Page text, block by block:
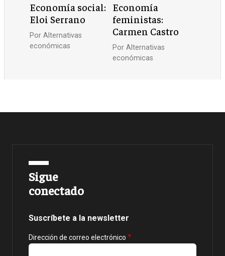
Economía social:
Eloi Serrano
PorAlternativas
económicas
Economía
feministas:
Carmen Castro
Por Alternativas
económicas
Sigue
conectado
Suscríbete a la newsletter
Dirección de correo electrónico